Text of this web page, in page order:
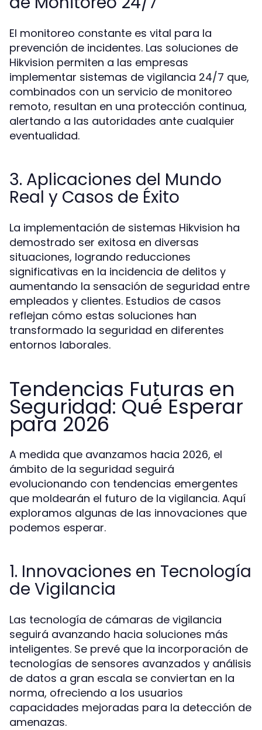
El monitoreo constante es vital para la
prevención de incidentes. Las soluciones de
Hikvision permiten a las empresas
implementar sistemas de vigilancia 24/7 que,
combinados con un servicio de monitoreo
remoto, resultan en una protección continua,
alertando a las autoridades ante cualquier
eventualidad.
3. Aplicaciones del Mundo
Real y Casos de Éxito
La implementación de sistemas Hikvision ha
demostrado ser exitosa en diversas
situaciones, logrando reducciones
significativas en la incidencia de delitos y
aumentando la sensación de seguridad entre
empleados y clientes. Estudios de casos
reflejan cómo estas soluciones han
transformado la seguridad en diferentes
entornos laborales.
Tendencias Futuras en
Seguridad: Qué Esperar
para 2026
A medida que avanzamos hacia 2026, el
ámbito de la seguridad seguirá
evolucionando con tendencias emergentes
que moldearán el futuro de la vigilancia. Aquí
exploramos algunas de las innovaciones que
podemos esperar.
1. Innovaciones en Tecnología
de Vigilancia
Las tecnología de cámaras de vigilancia
seguirá avanzando hacia soluciones más
inteligentes. Se prevé que la incorporación de
tecnologías de sensores avanzados y análisis
de datos a gran escala se conviertan en la
norma, ofreciendo a los usuarios
capacidades mejoradas para la detección de
amenazas.